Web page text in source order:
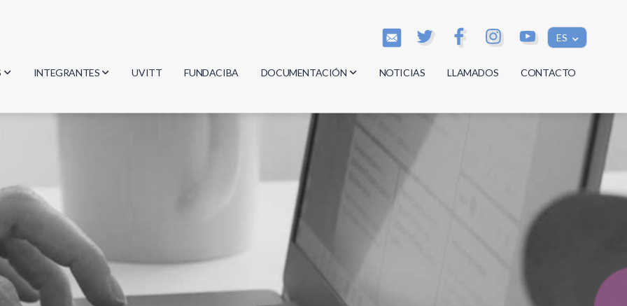
ES
INTEGRANTES
Investigadores
UVITT FUNDACIBA DOCUMENTACIÓN
Actas
Reglamentos
Documentos
NOTICIAS LLAMADOS CONTACTO